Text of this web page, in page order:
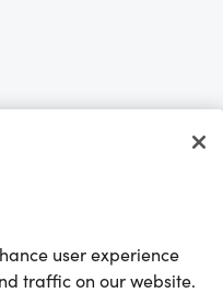
422 et/ou ses affiliés. Tous droits
user experience
traffic on our website.